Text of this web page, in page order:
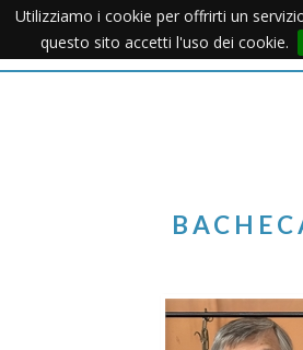
Utilizziamo i cookie per offrirti un
questo sito accetti l'uso dei cookie.